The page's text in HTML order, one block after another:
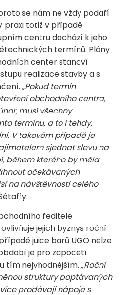
se nám ne vždy podaří
praxi totiž v případě
centru dochází k jeho
termínů. Plány
center stanoví
realizace stavby a s
„Pokud termín
obchodního centra,
musí všechny
termínu, a to i tehdy,
V takovém případě je
sjednat slevu na
během kterého by měla
očekávaných
na návštěvnosti celého
ředitele
jejich byznys roční
juice barů UGO nelze
je pro započetí
tím nejvhodnějším. „Roční
struktury poptávaných
prodávají nápoje s